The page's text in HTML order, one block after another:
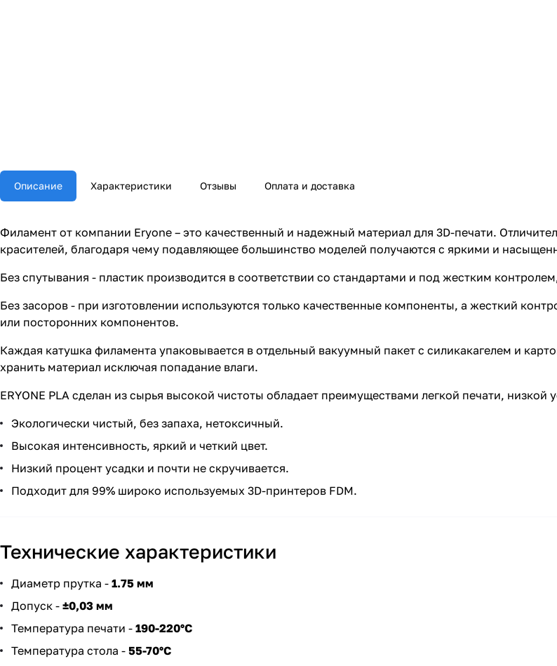
Описание Характеристики Отзывы Оплата и доставка
Филамент от компании Eryone – это качественный и надежный материал для 3D-печати.
красителей, благодаря чему подавляющее большинство моделей получаются с яркими и
Без спутывания - пластик производится в соответствии со стандартами и под жестким
Без засоров - при изготовлении используются только качественные компоненты, а жесткий
или посторонних компонентов.
Каждая катушка филамента упаковывается в отдельный вакуумный пакет с силикакагелем и
хранить материал исключая попадание влаги.
ERYONE PLA сделан из сырья высокой чистоты обладает преимуществами легкой печати,
Экологически чистый, без запаха, нетоксичный.
Высокая интенсивность, яркий и четкий цвет.
Низкий процент усадки и почти не скручивается.
Подходит для 99% широко используемых 3D-принтеров FDM.
Технические характеристики
Диаметр прутка - 1.75 мм
Допуск - ±0,03 мм
Температура печати - 190-220°C
Температура стола - 55-70°C